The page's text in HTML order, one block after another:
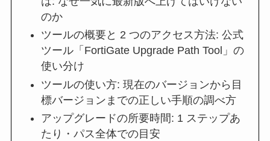
のか
ツールの概要と 2 つのアクセス方法: 公式
ツール「FortiGate Upgrade Path Tool」の
使い分け
ツールの使い方: 現在のバージョンから目
標バージョンまでの正しい手順の調べ方
アップグレードの所要時間: 1 ステップあ
たり・パス全体での目安